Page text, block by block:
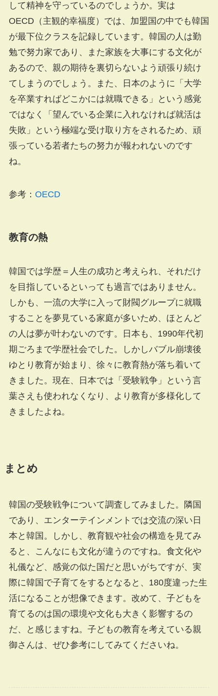
して精神を守っているのでしょうか。実は
OECD（主観的幸福度）では、加盟国の中でも韓国
が最下位クラスを記録しています。韓国の人は勤
勉で努力家であり、また家族を大事にする文化が
あるので、親の期待を裏切らないよう頑張り続け
てしまうのでしょう。また、日本のように「大学
を卒業すればどこかには就職できる」という感覚
ではなく「望んでいる企業に入れなければ就活は
失敗」という極端な受け取り方をされるため、頑
張っている若者たちの努力が報われないのです
ね。
参考： OECD
教育の熱
韓国では学歴＝人生の成功と考えられ、それだけ
を目指しているといっても過言ではありません。
しかも、一流の大学に入って財閥グループに就職
することを夢見ている家庭が多いため、ほとんど
の人は夢が叶わないのです。日本も、1990年代初
期ごろまで学歴社会でした。しかしバブル崩壊後
ゆとり教育が始まり、徐々に教育熱が落ち着いて
きました。現在、日本では「受験戦争」という言
葉さえも使われなくなり、より教育が多様化して
きましたよね。
まとめ
韓国の受験戦争について調査してみました。隣国
であり、エンターテインメントでは交流の深い日
本と韓国。しかし、教育観や社会の構造を見てみ
ると、こんなにも文化が違うのですね。食文化や
礼儀など、感覚の似た国だと思いがちですが、実
際に韓国で子育てをするとなると、180度違った生
活になることが想像できます。改めて、子どもを
育てるのは国の環境や文化も大きく影響するの
だ、と感じますね。子どもの教育を考えている親
御さんは、ぜひ参考にしてみてくださいね。